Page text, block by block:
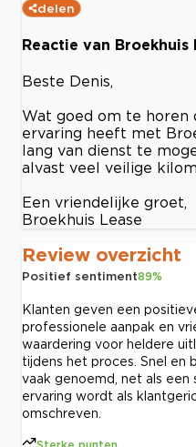
delen
Reactie van Broekhuis
Beste Denis,
Wat goed om te horen
ervaring heeft met
lang van dienst te
alvast veel veilige
Een vriendelijke groet,
Broekhuis Lease
Review overzicht
Positief sentiment89%
Klanten geven een
professionele aanpak en
waardering voor heldere
tijdens het proces. Snel en
vaak genoemd, net als een
ervaring wordt als
omschreven.